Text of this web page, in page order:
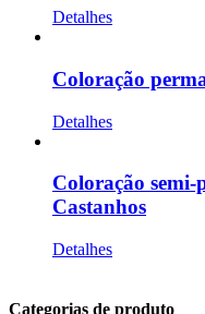
Detalhes
Coloração
Detalhes
Coloração semi-
Castanhos
Detalhes
Categorias de produto